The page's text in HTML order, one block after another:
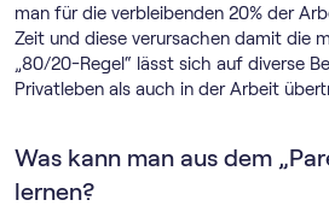
man für die verbleibenden 20% der
Zeit und diese verursachen damit die
„80/20-Regel“ lässt sich auf diverse
Privatleben als auch in der Arbeit
Was kann man aus dem
lernen?